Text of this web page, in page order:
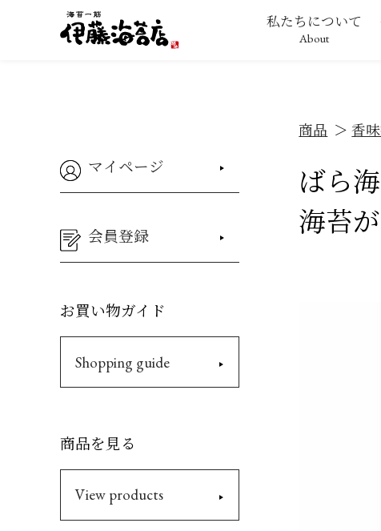
私たちについて
About
マイページ
会員登録
お買い物ガイド
Shopping guide
商品を見る
View products
商品 香
ばら
海苔